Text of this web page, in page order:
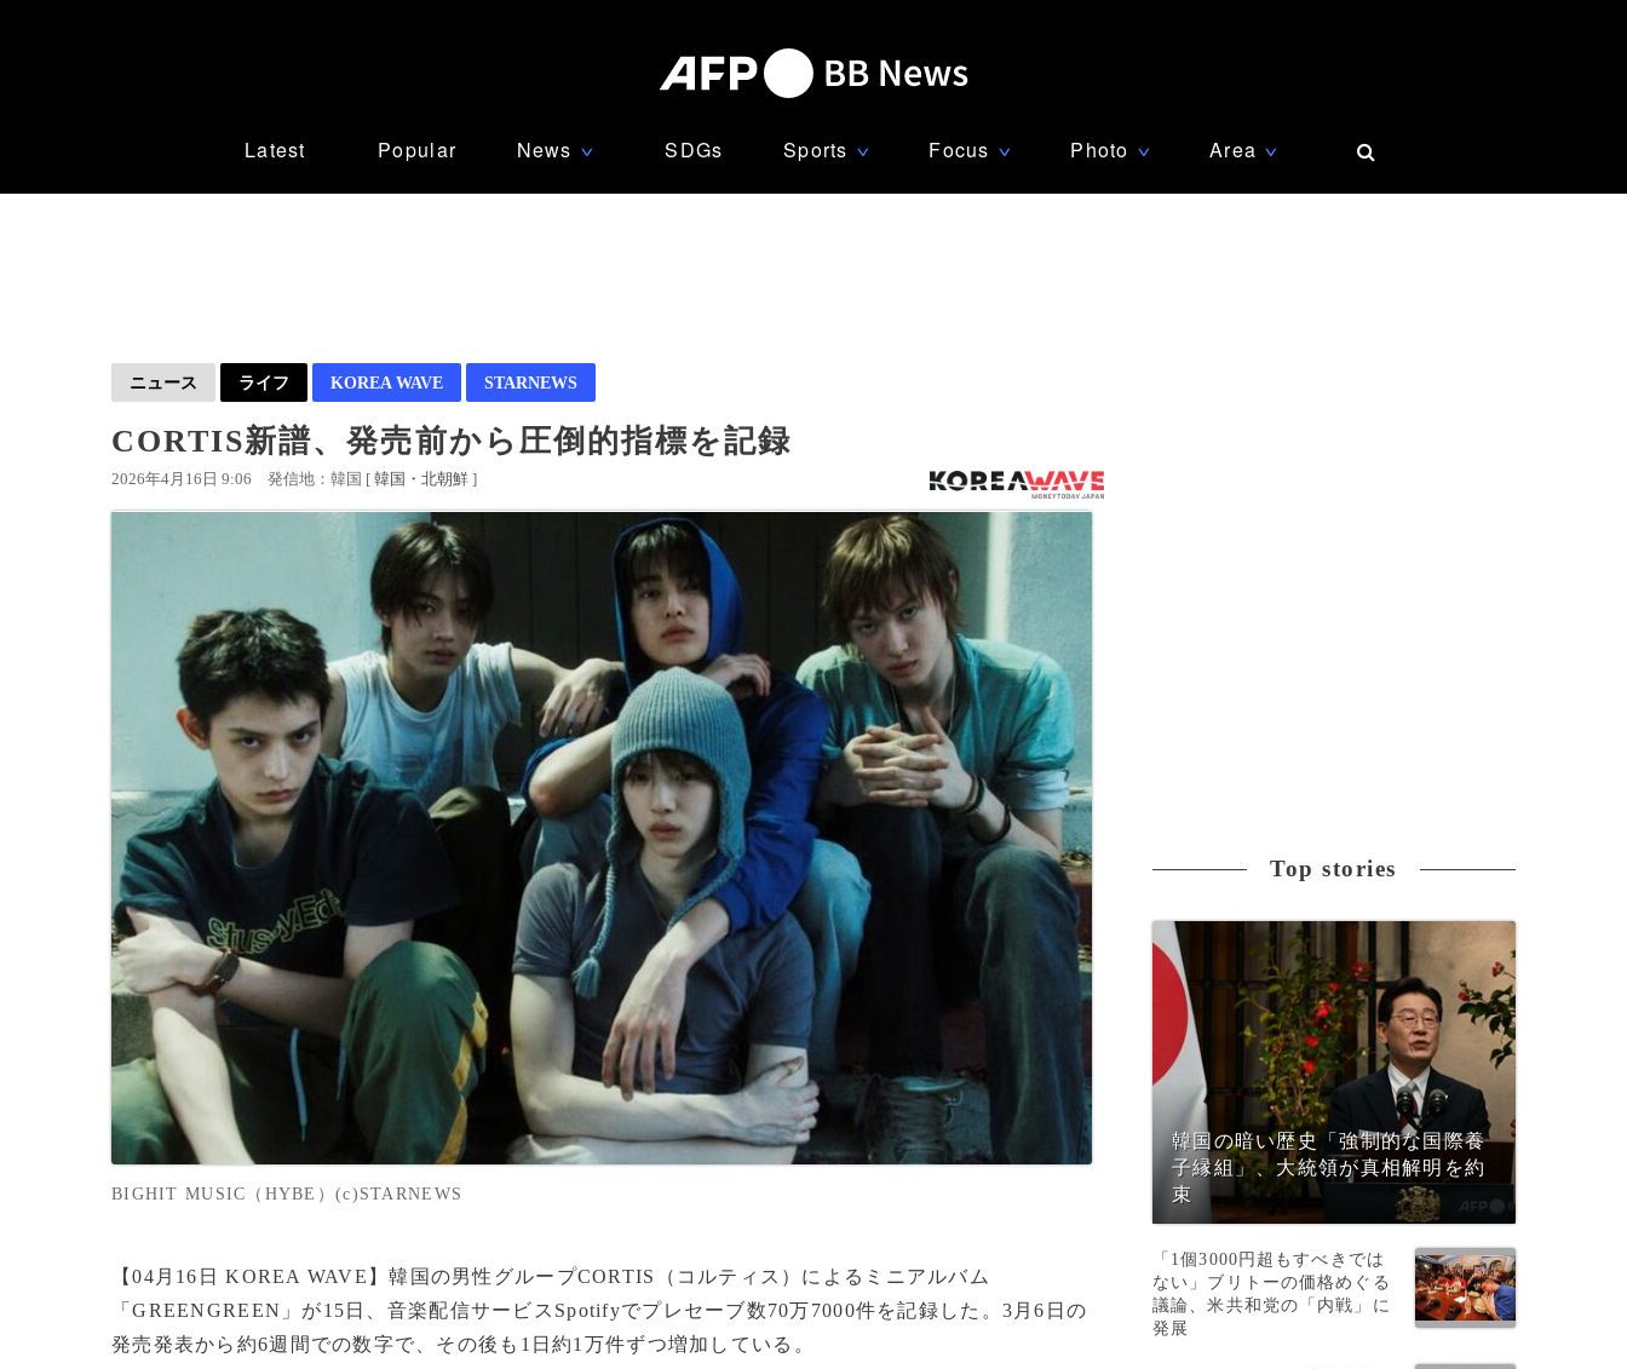
Latest Popular News ∨ SDGs Sports ∨ Focus ∨ Photo ∨ Area ∨
ニュース ライフ KOREA WAVE STARNEWS
CORTIS新譜、発売前から圧倒的指標を記録
2026年4月16日 9:06 発信地：韓国 [ 韓国・北朝鮮 ]
BIGHIT MUSIC（HYBE）(c)STARNEWS
【04月16日 KOREA WAVE】韓国の男性グループCORTIS（コルティス）によるミニアルバム
「GREENGREEN」が15日、音楽配信サービスSpotifyでプレセーブ数70万7000件を記録した。3月6日の
発売発表から約6週間での数字で、その後も1日約1万件ずつ増加している。
Top stories
韓国の暗い歴史「強制的な国際養
子縁組」、大統領が真相解明を約
束
「1個3000円超もすべきでは
ない」ブリトーの価格めぐる
議論、米共和党の「内戦」に
発展